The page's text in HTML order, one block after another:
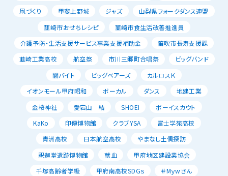
凧づくり
甲斐上野城 ジャズ
山梨県フォークダンス連盟
韮崎市おせちレシピ
韮崎市食生活改善推進員
介護予防・生活支援サービス事業支援補助金
笛吹市長寿支援課
韮崎工業高校
航空祭 市川三郷町合唱祭
ビッグバンド
闇バイト
ビッグベアーズ
カルロスＫ
イオンモール甲府昭和
ボーカル ダンス
地建工業
金桜神社
愛宕山 結 SHOEI
ボーイスカウト
KaKo
印傳博物館 クラブYSA
富士学苑高校
青洲高校
日本航空高校
やまなし土偶探訪
釈迦堂遺跡博物館
献血
甲府地区建設業協会
千塚高齢者学級
甲府南高校SDGｓ
＃Mｙwさん